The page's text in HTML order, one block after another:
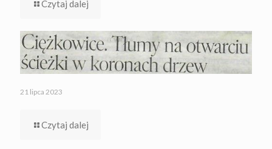
Czytaj dalej
21 lipca 2023
Czytaj dalej